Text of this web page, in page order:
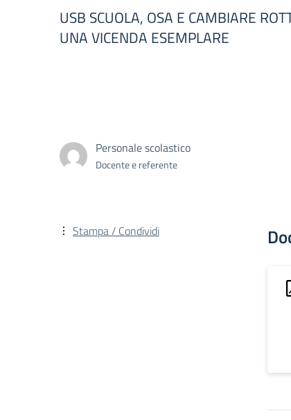
USB SCUOLA, OSA E CAMBIARE
UNA VICENDA ESEMPLARE
Personale scolastico
Docente e referente
Stampa / Condividi